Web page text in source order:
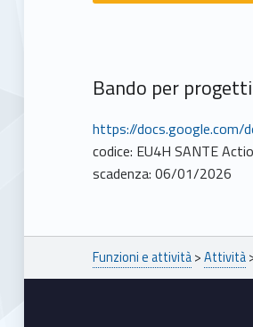
Bando per
https://docs.google.com/
codice: EU4H SANTE
scadenza: 06/01/2026
Breadcrumbs navigation
Funzioni e attività>Attività
Footer sidebar